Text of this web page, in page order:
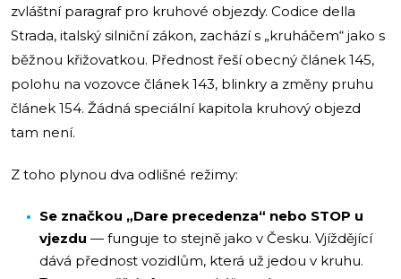
zvláštní paragraf pro kruhové objezdy. Codice della
Strada, italský silniční zákon, zachází s „kruháčem“ jako s
běžnou křižovatkou. Přednost řeší obecný článek 145,
polohu na vozovce článek 143, blinkry a změny pruhu
článek 154. Žádná speciální kapitola kruhový objezd
tam není.
Z toho plynou dva odlišné režimy:
Se značkou „Dare precedenza“ nebo STOP u
vjezdu — funguje to stejně jako v Česku. Vjíždějící
dává přednost vozidlům, která už jedou v kruhu.